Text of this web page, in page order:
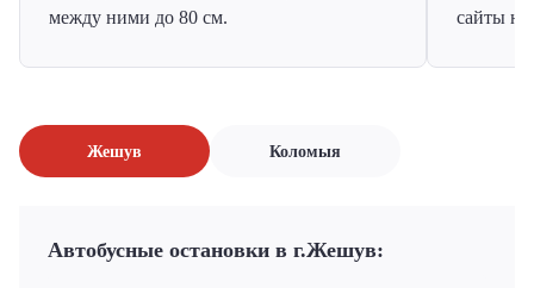
между ними до 80 см.
сайты на
Жешув Коломыя
Автобусные остановки в г.Жешув: